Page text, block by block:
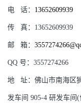
电 话： 13652609939
传 真： 13652609939
邮 箱：
QQ 号： 3557274266
地 址： 佛山市南海区
发车间 905-4 研发车间